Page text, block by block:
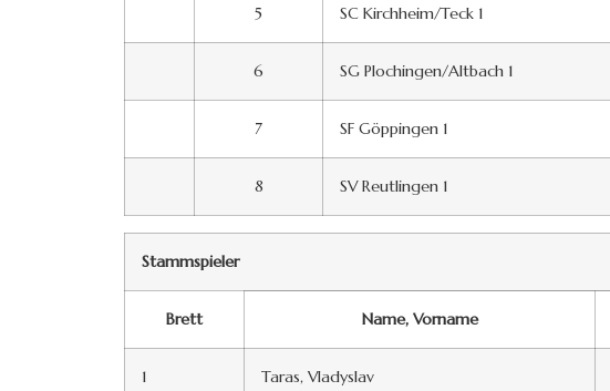
5 SC Kirchheim/Teck 1
6 SG Plochingen/Altbach 1
7 SF Göppingen 1
8 SV Reutlingen 1
Stammspieler
Brett Name, Vorname
1 Taras, Vladyslav